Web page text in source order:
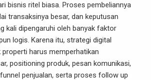
bisnis ritel biasa. Proses pembeliannya
transaksinya besar, dan keputusan
kali dipengaruhi oleh banyak faktor
logis. Karena itu, strategi digital
harus memperhatikan
positioning produk, pesan komunikasi,
penjualan, serta proses follow up